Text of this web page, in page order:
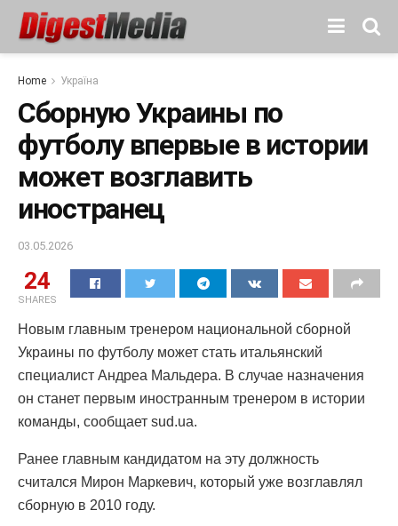
Home Україна
Сборную Украины по
футболу впервые в истории
может возглавить
иностранец
03.05.2026
24
SHARES
Новым главным тренером национальной сборной
Украины по футболу может стать итальянский
специалист Андреа Мальдера. В случае назначения
он станет первым иностранным тренером в истории
команды, сообщает sud.ua.
Ранее главным кандидатом на эту должность
считался Мирон Маркевич, который уже возглавлял
сборную в 2010 году.